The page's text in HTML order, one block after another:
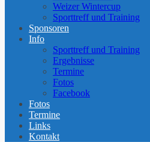
Weizer Wintercup
Sporttreff und Training
Sponsoren
Info
Sporttreff und Training
Ergebnisse
Termine
Fotos
Facebook
Fotos
Termine
Links
Kontakt